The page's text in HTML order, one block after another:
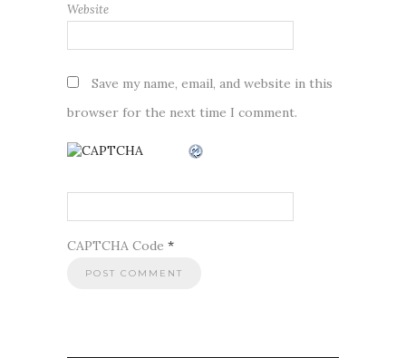
Website
Save my name, email, and website in this
browser for the next time I comment.
CAPTCHA Code *